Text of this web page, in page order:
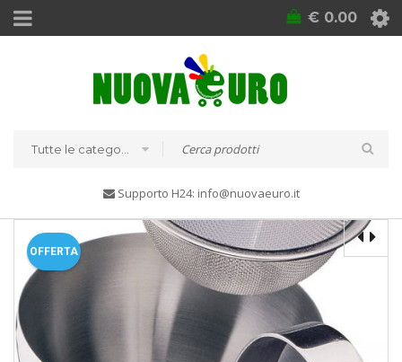
€ 0.00
Supporto H24: info@nuovaeuro.it
OFFERTA